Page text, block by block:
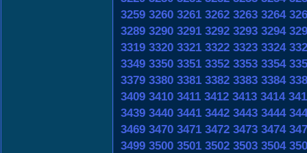
3259 3260 3261 3262 3263 3264
3289 3290 3291 3292 3293 3294
3319 3320 3321 3322 3323 3324
3349 3350 3351 3352 3353 3354
3379 3380 3381 3382 3383 3384
3409 3410 3411 3412 3413 3414
3439 3440 3441 3442 3443 3444
3469 3470 3471 3472 3473 3474
3499 3500 3501 3502 3503 3504